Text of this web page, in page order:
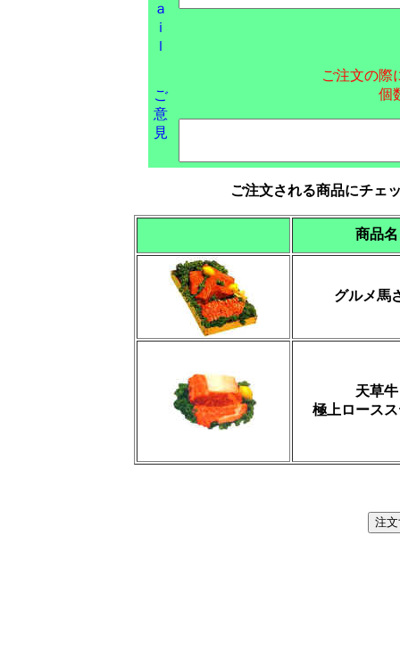
ａ
ｉ
ｌ
ご
意
見
ご注文の際
個
ご注文される商品にチェ
商品名
グルメ馬
天草牛
極上ロース